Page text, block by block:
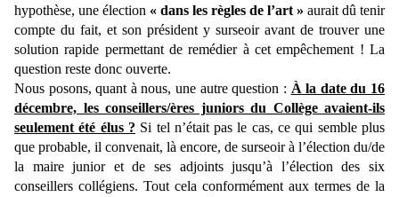
hypothèse, une élection « dans les règles de l’art » aurait dû tenir
compte du fait, et son président y surseoir avant de trouver une
solution rapide permettant de remédier à cet empêchement ! La
question reste donc ouverte.
Nous posons, quant à nous, une autre question : À la date du 16
décembre, les conseillers/ères juniors du Collège avaient-ils
seulement été élus ? Si tel n’était pas le cas, ce qui semble plus
que probable, il convenait, là encore, de surseoir à l’élection du/de
la maire junior et de ses adjoints jusqu’à l’élection des six
conseillers collégiens. Tout cela conformément aux termes de la